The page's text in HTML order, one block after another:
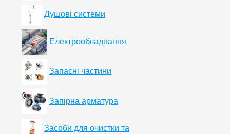
Душові системи
Електрообладнання
Запасні частини
Запірна арматура
Засоби для очистки та